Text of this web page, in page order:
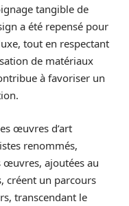
tangible de
a été repensé pour
tout en respectant
de matériaux
à favoriser un
œuvres d’art
renommés,
œuvres, ajoutées au
créent un parcours
transcendant le